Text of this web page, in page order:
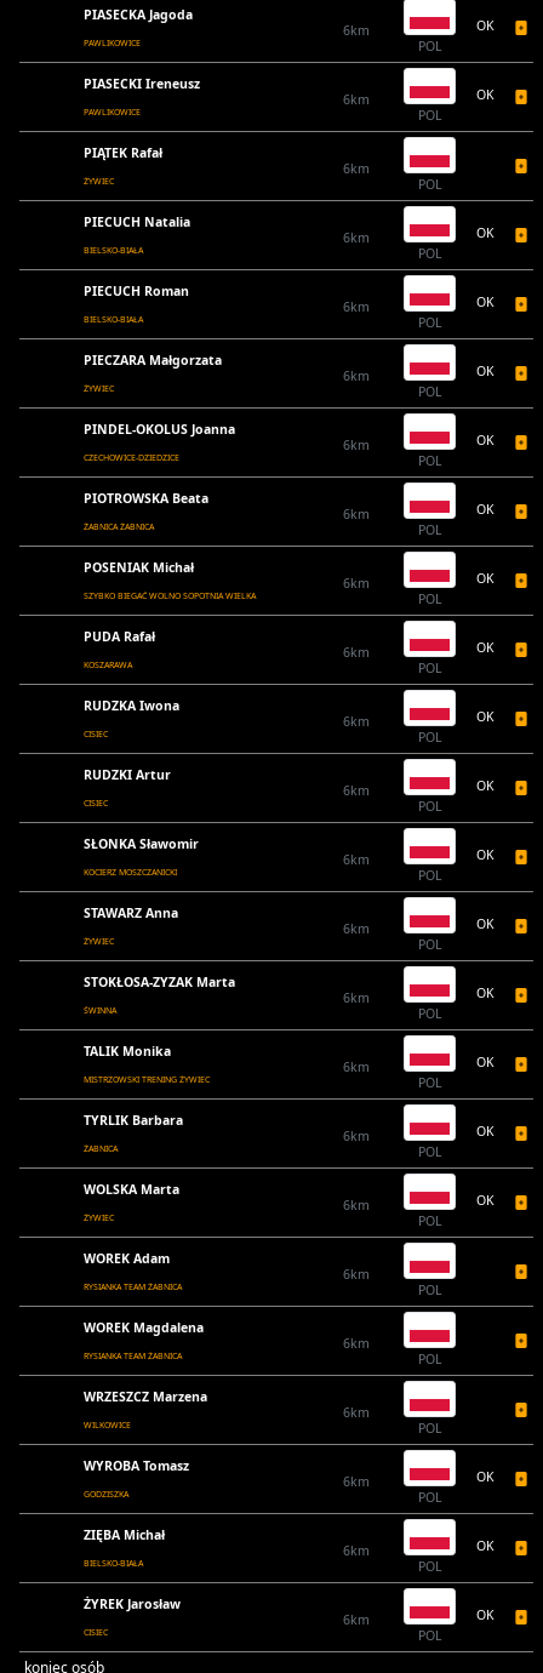
PIASECKA Jagoda
PAWLIKOWICE
6km
POL
OK
PIASECKI Ireneusz
PAWLIKOWICE
6km
POL
OK
PIĄTEK Rafał
ŻYWIEC
6km
POL
PIECUCH Natalia
BIELSKO-BIAŁA
6km
POL
OK
PIECUCH Roman
BIELSKO-BIAŁA
6km
POL
OK
PIECZARA Małgorzata
ŻYWIEC
6km
POL
OK
PINDEL-OKOLUS Joanna
CZECHOWICE-DZIEDZICE
6km
POL
OK
PIOTROWSKA Beata
ŻABNICA ŻABNICA
6km
POL
OK
POSENIAK Michał
SZYBKO BIEGAĆ WOLNO SOPOTNIA WIELKA
6km
POL
OK
PUDA Rafał
KOSZARAWA
6km
POL
OK
RUDZKA Iwona
CISIEC
6km
POL
OK
RUDZKI Artur
CISIEC
6km
POL
OK
SŁONKA Sławomir
KOCIERZ MOSZCZANICKI
6km
POL
OK
STAWARZ Anna
ŻYWIEC
6km
POL
OK
STOKŁOSA-ZYZAK Marta
ŚWINNA
6km
POL
OK
TALIK Monika
MISTRZOWSKI TRENING ŻYWIEC
6km
POL
OK
TYRLIK Barbara
ŻABNICA
6km
POL
OK
WOLSKA Marta
ŻYWIEC
6km
POL
OK
WOREK Adam
RYSIANKA TEAM ŻABNICA
6km
POL
WOREK Magdalena
RYSIANKA TEAM ŻABNICA
6km
POL
WRZESZCZ Marzena
WILKOWICE
6km
POL
WYROBA Tomasz
GODZISZKA
6km
POL
OK
ZIĘBA Michał
BIELSKO-BIAŁA
6km
POL
OK
ŻYREK Jarosław
CISIEC
6km
POL
OK
koniec osób